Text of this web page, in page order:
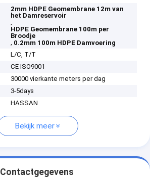
2mm HDPE Geomembrane 12m van
het Damreservoir
,
HDPE Geomembrane 100m per
Broodje
, 0.2mm 100m HDPE Damvoering
L/C, T/T
CE ISO9001
30000 vierkante meters per dag
3-5days
HASSAN
Bekijk meer
Contactgegevens